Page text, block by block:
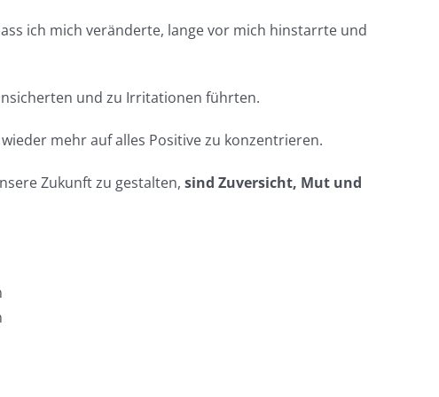
ich mich veränderte, lange vor mich hinstarrte und
und zu Irritationen führten.
mehr auf alles Positive zu konzentrieren.
Zukunft zu gestalten, sind Zuversicht, Mut und